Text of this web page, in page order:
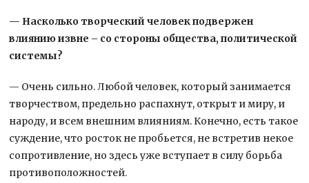
— Насколько творческий человек подвержен
влиянию извне – со стороны общества, политической
системы?
— Очень сильно. Любой человек, который занимается
творчеством, предельно распахнут, открыт и миру, и
народу, и всем внешним влияниям. Конечно, есть такое
суждение, что росток не пробьется, не встретив некое
сопротивление, но здесь уже вступает в силу борьба
противоположностей.